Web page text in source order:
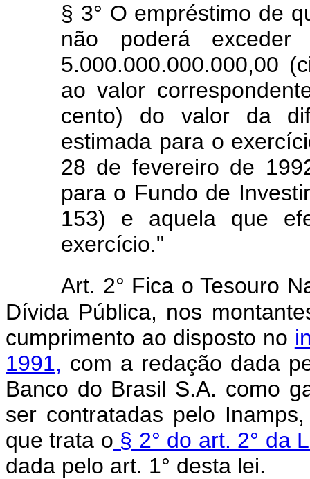
§ 3° O empréstimo de
não poderá
5.000.000.000.000,00
ao valor
cento) do valor da
estimada para o
28 de fevereiro de
para o Fundo de
153) e aquela que
exercício."
Art. 2° Fica o Tesouro
Dívida Pública, nos
cumprimento ao disposto no
1991, com a redação dada
Banco do Brasil S.A. como
ser contratadas pelo
que trata o § 2° do art. 2° da
dada pelo art. 1° desta lei.